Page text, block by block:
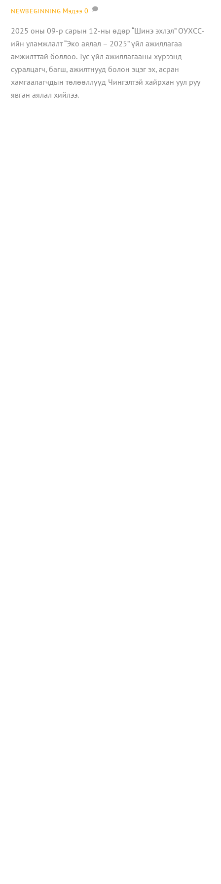
NEWBEGINNING Мэдээ 0
2025 оны 09-р сарын 12-ны өдөр “Шинэ эхлэл” ОУХСС-
ийн уламжлалт “Эко аялал – 2025” үйл ажиллагаа
амжилттай боллоо. Тус үйл ажиллагааны хүрээнд
суралцагч, багш, ажилтнууд болон эцэг эх, асран
хамгаалагчдын төлөөллүүд Чингэлтэй хайрхан уул руу
явган аялал хийлээ.